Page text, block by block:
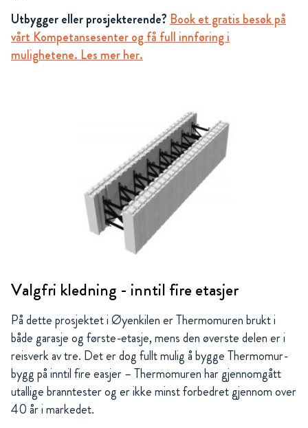
Utbygger eller prosjekterende? Book et gratis besøk på
vårt Kompetansesenter og få full innføring i
mulighetene. Les mer her.
Valgfri kledning - inntil fire etasjer
På dette prosjektet i Øyenkilen er Thermomuren brukt i
både garasje og første-etasje, mens den øverste delen er i
reisverk av tre. Det er dog fullt mulig å bygge Thermomur-
bygg på inntil fire easjer – Thermomuren har gjennomgått
utallige branntester og er ikke minst forbedret gjennom over
40 år i markedet.